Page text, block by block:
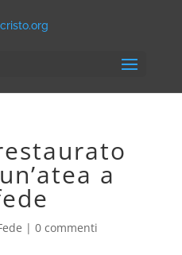
a
| 0 commenti